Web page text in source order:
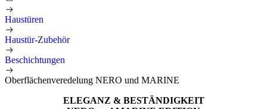
Haustüren
Haustür-Zubehör
Beschichtungen
Oberflächenveredelung NERO und MARINE
ELEGANZ & BESTÄNDIGKEIT